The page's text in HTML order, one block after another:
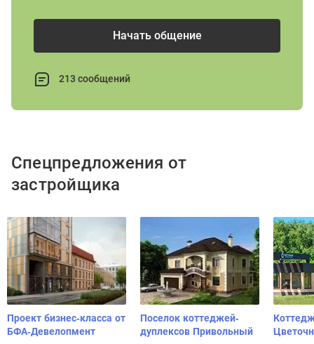
Начать общение
213 сообщений
Спецпредложения от
застройщика
Проект бизнес-класса от
БФА-Девелопмент
Поселок коттеджей-
дуплексов Привольный